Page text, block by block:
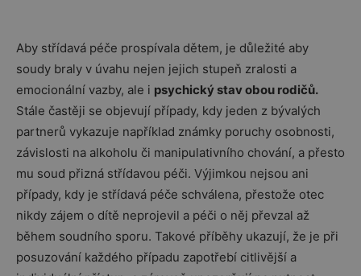
Aby střídavá péče prospívala dětem, je důležité aby
soudy braly v úvahu nejen jejich stupeň zralosti a
emocionální vazby, ale i psychický stav obou rodičů.
Stále častěji se objevují případy, kdy jeden z bývalých
partnerů vykazuje například známky poruchy osobnosti,
závislosti na alkoholu či manipulativního chování, a přesto
mu soud přizná střídavou péči. Výjimkou nejsou ani
případy, kdy je střídavá péče schválena, přestože otec
nikdy zájem o dítě neprojevil a péči o něj převzal až
během soudního sporu. Takové příběhy ukazují, že je při
posuzování každého případu zapotřebí citlivější a